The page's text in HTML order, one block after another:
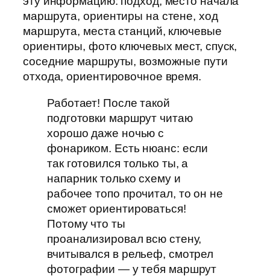
маршрута, ориентиры на стене, ход
маршрута, места станций, ключевые
ориентиры, фото ключевых мест, спуск,
соседние маршруты, возможные пути
отхода, ориентировочное время.
Работает! После такой
подготовки маршрут читаю
хорошо даже ночью с
фонариком. Есть нюанс: если
так готовился только ты, а
напарник только схему и
рабочее топо прочитал, то он не
сможет ориентироваться!
Потому что ты
проанализировал всю стену,
вчитывался в рельеф, смотрел
фотографии — у тебя маршрут